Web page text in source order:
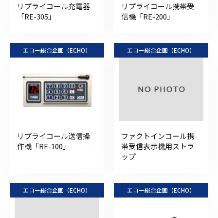
リプライコール充電器
「RE-305」
リプライコール携帯受
信機「RE-200」
エコー総合企画（ECHO）
リプライコール送信操
作機「RE-100」
エコー総合企画（ECHO）
ファクトインコール携
帯受信表示機用ストラ
ップ
エコー総合企画（ECHO） エコー総合企画（ECHO）